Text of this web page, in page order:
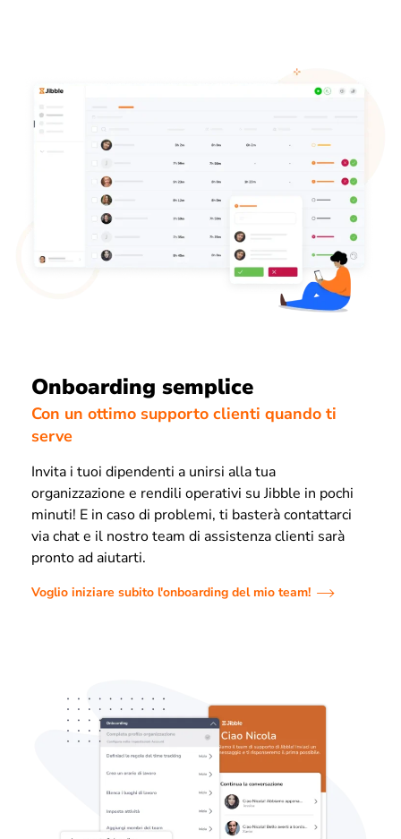
Onboarding semplice
Con un ottimo supporto clienti quando ti
serve
Invita i tuoi dipendenti a unirsi alla tua
organizzazione e rendili operativi su Jibble in pochi
minuti! E in caso di problemi, ti basterà contattarci
via chat e il nostro team di assistenza clienti sarà
pronto ad aiutarti.
Voglio iniziare subito l'onboarding del mio team!